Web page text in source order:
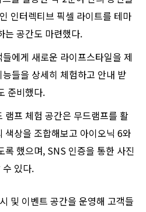
인터렉티브 픽셀 라이트를 테마
는 공간도 마련했다.
에게 새로운 라이프스타일을 제
들을 상세히 체험하고 안내 받
준비했다.
램프 체험 공간은 무드램프를 활
색상을 조합해보고 아이오닉 6와
록 했으며, SNS 인증을 통한 사진
있다.
및 이벤트 공간을 운영해 고객들